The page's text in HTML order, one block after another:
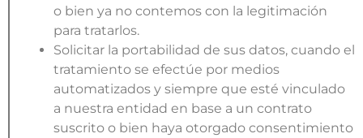
o bien ya no contemos con la legitimación
para tratarlos.
Solicitar la portabilidad de sus datos, cuando el
tratamiento se efectúe por medios
automatizados y siempre que esté vinculado
a nuestra entidad en base a un contrato
suscrito o bien haya otorgado consentimiento